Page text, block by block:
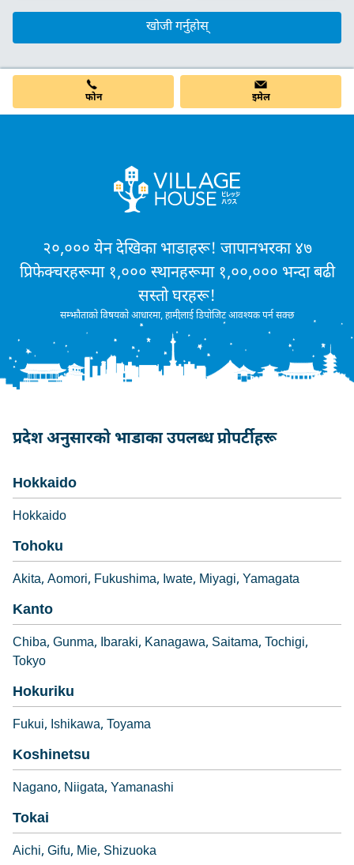
खोजी गर्नुहोस्
फोन इमेल
२०,००० येन देखिका भाडाहरू! जापानभरका ४७
प्रिफेक्चरहरूमा १,००० स्थानहरूमा १,००,००० भन्दा बढी
सस्तो घरहरू!
सम्झौताको विषयको आधारमा, हामीलाई डिपोजिट आवश्यक पर्न सक्छ
प्रदेश अनुसारको भाडाका उपलब्ध प्रोपर्टीहरू
Hokkaido
Hokkaido
Tohoku
Akita Aomori Fukushima Iwate Miyagi Yamagata
Kanto
Chiba Gunma Ibaraki Kanagawa Saitama Tochigi
Tokyo
Hokuriku
Fukui Ishikawa Toyama
Koshinetsu
Nagano Niigata Yamanashi
Tokai
Aichi Gifu Mie Shizuoka